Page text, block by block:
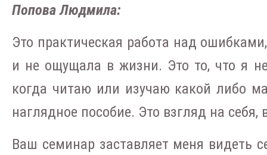
Попова Людмила:
Это практическая работа над
и не ощущала в жизни. Это то, что я
когда читаю или изучаю какой либо
наглядное пособие. Это взгляд на себя,
Ваш семинар заставляет меня видеть